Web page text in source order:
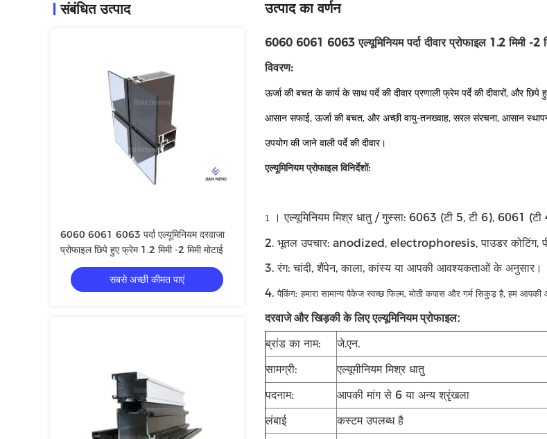
संबंधित उत्पाद
6060 6061 6063 पर्दा एल्यूमिनियम दरवाजा
प्रोफाइल छिपे हुए फ्रेम 1.2 मिमी -2 मिमी मोटाई
सबसे अच्छी कीमत पाएं
उत्पाद का वर्णन
6060 6061 6063 एल्यूमिनियम पर्दा दीवार प्रोफाइल 1.2 मिमी -
विवरण:
ऊर्जा की बचत के कार्य के साथ पर्दे की दीवार प्रणाली फ्रेम पर्दे की दीवारों, और छिपे
आसान सफाई, ऊर्जा की बचत, और अच्छी वायु-तनख्वाह, सरल संरचना, आसान
उपयोग की जाने वाली पर्दे की दीवार।
एल्यूमिनियम प्रोफाइल विनिर्देशों:
1 । एल्यूमिनियम मिश्र धातु / गुस्सा: 6063 (टी 5, टी 6), 6061 (टी
2. भूतल उपचार: anodized, electrophoresis, पाउडर कोटिंग,
3. रंग: चांदी, शैंपेन, काला, कांस्य या आपकी आवश्यकताओं के अनुसार।
4.पैकिंग: हमारा सामान्य पैकेज स्वच्छ फिल्म, मोती कपास और गर्म सिकुड़ है, हम
दरवाजे और खिड़की के लिए एल्यूमिनियम प्रोफाइल:
ब्रांड का नाम:
जे.एन.
सामग्री:
एल्यूमीनियम मिश्र धातु
पदनाम:
आपकी मांग से 6 या अन्य श्रृंखला
लंबाई
कस्टम उपलब्ध है